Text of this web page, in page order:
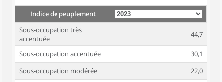
Indice de peuplement
Sous-occupation très
accentuée
44,7
Sous-occupation accentuée
30,1
Sous-occupation modérée
22,0